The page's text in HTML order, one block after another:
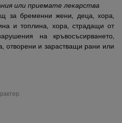
или приемате лекарства
за бременни жени, деца, хора,
и топлина, хора, страдащи от
на кръвосъсирването,
отворени и зарастващи рани или